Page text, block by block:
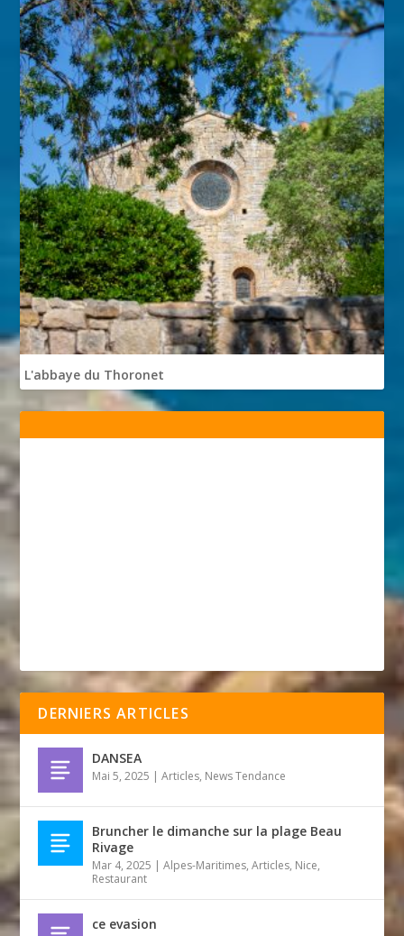
L'abbaye du Thoronet
DERNIERS ARTICLES
DANSEA
Mai 5, 2025 |Articles, News Tendance
Bruncher le dimanche sur la plage Beau
Rivage
Mar 4, 2025 |Alpes-Maritimes,Articles, Nice,
Restaurant
ce evasion